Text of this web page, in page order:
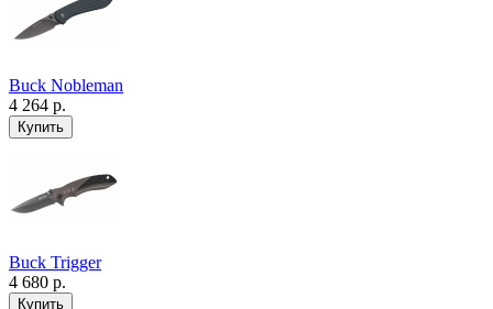
Buck Nobleman
4 264 р.
Buck Trigger
4 680 р.